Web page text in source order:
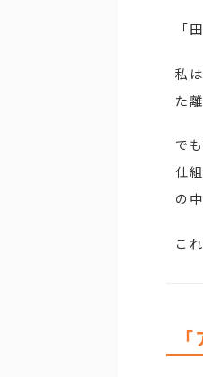
「
私
た
で
仕
の
こ